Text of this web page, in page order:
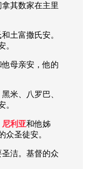
其数家在主里
土富撒氏安。
。
母亲安，他的
米、八罗巴、
。
尼利亚和他姊
众圣徒安。
洁。基督的众